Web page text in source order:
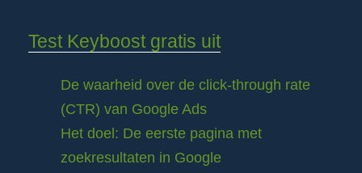
Test Keyboost gratis uit
De waarheid over de click-through rate
(CTR) van Google Ads
Het doel: De eerste pagina met
zoekresultaten in Google